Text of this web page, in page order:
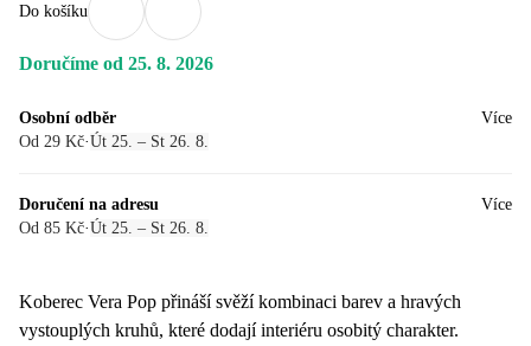
Do košíku
Doručíme od 25. 8. 2026
Osobní odběr
Od 29 Kč·Út 25. – St 26. 8.
Více
Doručení na adresu
Od 85 Kč·Út 25. – St 26. 8.
Více
Koberec Vera Pop přináší svěží kombinaci barev a hravých
vystouplých kruhů, které dodají interiéru osobitý charakter.